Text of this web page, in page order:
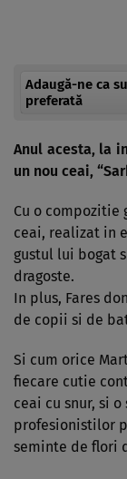
Adaugă-ne ca
preferată
Anul acesta, la
un nou ceai,
Cu o compozitie
ceai, realizat in
gustul lui bogat
dragoste.
In plus, Fares
de copii si de
Si cum orice
fiecare cutie
ceai cu snur, si
profesionistilor
seminte de flori